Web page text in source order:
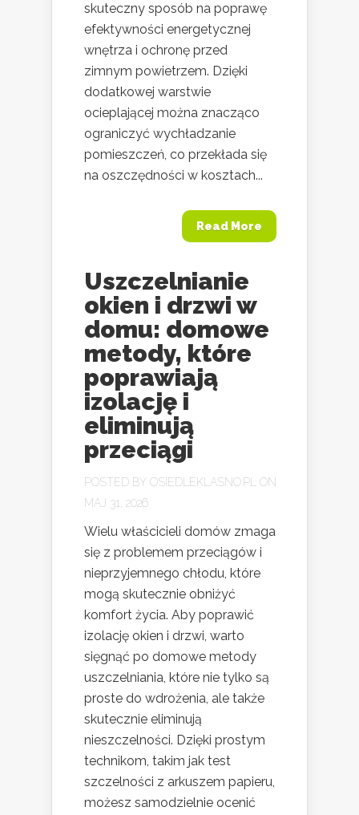
skuteczny sposób na poprawę
efektywności energetycznej
wnętrza i ochronę przed
zimnym powietrzem. Dzięki
dodatkowej warstwie
ocieplającej można znacząco
ograniczyć wychładzanie
pomieszczeń, co przekłada się
na oszczędności w kosztach...
Read More
Uszczelnianie
okien i drzwi w
domu: domowe
metody, które
poprawiają
izolację i
eliminują
przeciągi
POSTED BY OSIEDLEKLASNO.PL ON
MAJ 31, 2026
Wielu właścicieli domów zmaga
się z problemem przeciągów i
nieprzyjemnego chłodu, które
mogą skutecznie obniżyć
komfort życia. Aby poprawić
izolację okien i drzwi, warto
sięgnąć po domowe metody
uszczelniania, które nie tylko są
proste do wdrożenia, ale także
skutecznie eliminują
nieszczelności. Dzięki prostym
technikom, takim jak test
szczelności z arkuszem papieru,
możesz samodzielnie ocenić